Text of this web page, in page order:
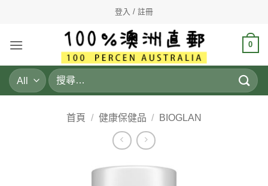
登入 / 註冊
0
搜
尋
首頁 / 健康保健品 / BIOGLAN